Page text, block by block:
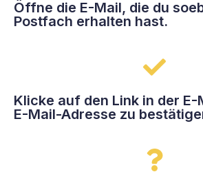
Öffne die E-Mail, die du
Postfach erhalten hast.
Klicke auf den Link in der E-
E-Mail-Adresse zu